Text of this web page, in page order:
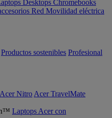
Desktops Chromebooks
Red Movilidad eléctrica
Productos sostenibles Profesional
Acer Nitro Acer TravelMate
Laptops Acer con